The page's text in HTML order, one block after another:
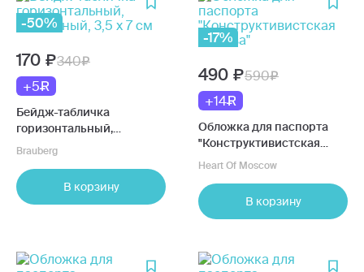
-50%
170
340
+5
Бейдж-табличка
горизонтальный,
магнитный, 3,5 х 7 см
Brauberg
В корзину
-17%
490
590
+14
Обложка для паспорта
"Конструктивистская
Москва"
Heart Of Moscow
В корзину